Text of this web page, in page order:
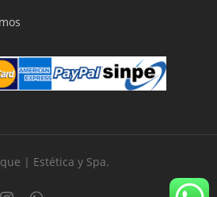
| Estética y Spa.